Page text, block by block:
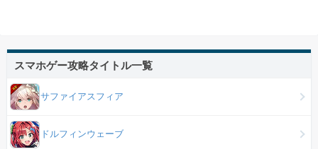
スマホゲー攻略タイトル一覧
サファイアスフィア
ドルフィンウェーブ